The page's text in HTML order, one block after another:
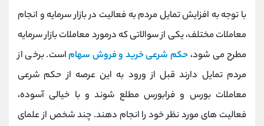
با توجه به افزایش تمایل مردم به فعالیت در بازار سرمایه و انجام
معاملات مختلف، یکی از سوالاتی که درمورد معاملات بازار سرمایه
مطرح می شود،حکم شرعی خرید و فروش سهاماست. برخی از
مردم تمایل دارند قبل از ورود به این عرصه از حکم شرعی
معاملات بورس و فرابورس مطلع شوند و با خیالی آسوده،
فعالیت های مورد نظر خود را انجام دهند. چند شخص از علمای
تلفن 021-22021030
بدون پیش شماره 90001030
اینستاگرام @alireza.mehrabii
@alirezamehrabi_com